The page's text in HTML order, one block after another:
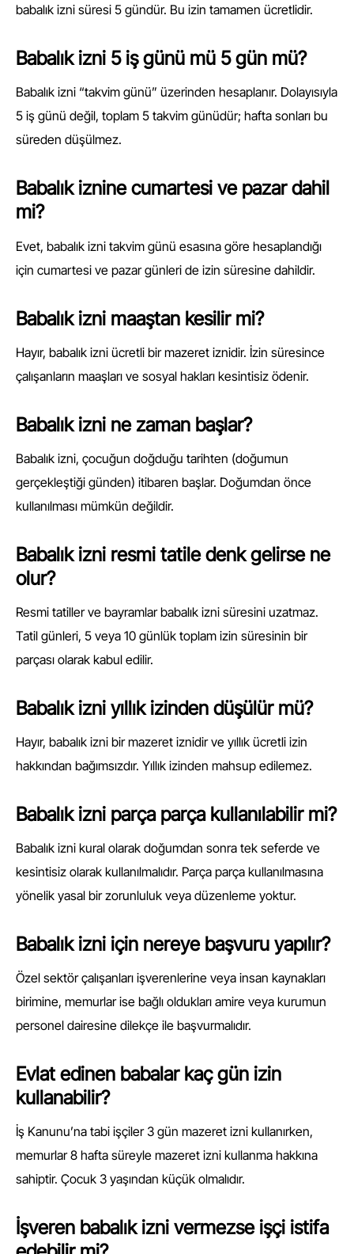
babalık izni süresi 5 gündür. Bu izin tamamen ücretlidir.
Babalık izni 5 iş günü mü 5 gün mü?
Babalık izni “takvim günü” üzerinden hesaplanır. Dolayısıyla
5 iş günü değil, toplam 5 takvim günüdür; hafta sonları bu
süreden düşülmez.
Babalık iznine cumartesi ve pazar dahil
mi?
Evet, babalık izni takvim günü esasına göre hesaplandığı
için cumartesi ve pazar günleri de izin süresine dahildir.
Babalık izni maaştan kesilir mi?
Hayır, babalık izni ücretli bir mazeret iznidir. İzin süresince
çalışanların maaşları ve sosyal hakları kesintisiz ödenir.
Babalık izni ne zaman başlar?
Babalık izni, çocuğun doğduğu tarihten (doğumun
gerçekleştiği günden) itibaren başlar. Doğumdan önce
kullanılması mümkün değildir.
Babalık izni resmi tatile denk gelirse ne
olur?
Resmi tatiller ve bayramlar babalık izni süresini uzatmaz.
Tatil günleri, 5 veya 10 günlük toplam izin süresinin bir
parçası olarak kabul edilir.
Babalık izni yıllık izinden düşülür mü?
Hayır, babalık izni bir mazeret iznidir ve yıllık ücretli izin
hakkından bağımsızdır. Yıllık izinden mahsup edilemez.
Babalık izni parça parça kullanılabilir mi?
Babalık izni kural olarak doğumdan sonra tek seferde ve
kesintisiz olarak kullanılmalıdır. Parça parça kullanılmasına
yönelik yasal bir zorunluluk veya düzenleme yoktur.
Babalık izni için nereye başvuru yapılır?
Özel sektör çalışanları işverenlerine veya insan kaynakları
birimine, memurlar ise bağlı oldukları amire veya kurumun
personel dairesine dilekçe ile başvurmalıdır.
Evlat edinen babalar kaç gün izin
kullanabilir?
İş Kanunu’na tabi işçiler 3 gün mazeret izni kullanırken,
memurlar 8 hafta süreyle mazeret izni kullanma hakkına
sahiptir. Çocuk 3 yaşından küçük olmalıdır.
İşveren babalık izni vermezse işçi istifa